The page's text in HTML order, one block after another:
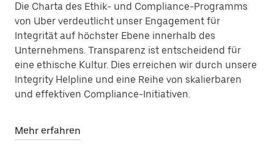
Die Charta des Ethik- und Compliance-Programms
von Uber verdeutlicht unser Engagement für
Integrität auf höchster Ebene innerhalb des
Unternehmens. Transparenz ist entscheidend für
eine ethische Kultur. Dies erreichen wir durch unsere
Integrity Helpline und eine Reihe von skalierbaren
und effektiven Compliance-Initiativen.
Mehr erfahren